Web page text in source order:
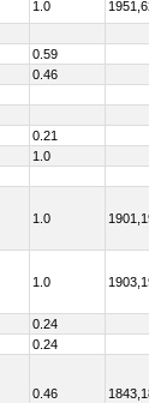
1.0
0.59
0.46
0.21
1.0
1.0
1.0
0.24
0.24
0.46